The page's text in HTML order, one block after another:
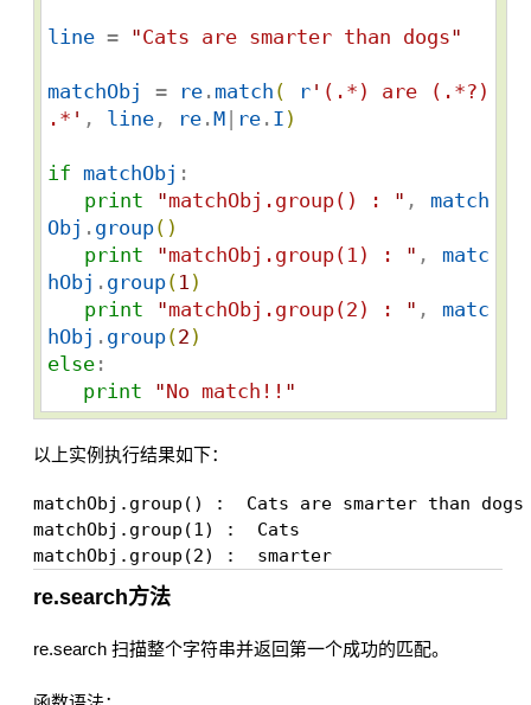
line = "Cats are smarter than dogs"
matchObj = re .match ( r' (.*) are (.*?)
.* ' , line , re . M re . I )
if matchObj :
print
"matchObj.group() : " , match
Obj . group( )
print
"matchObj.group(1) : " , matc
hObj . group( 1 )
print
"matchObj.group(2) : " , matc
hObj . group(2 )
else :
print
"No match!! "
以上实例执行结果如下：
matchObj.group() :  Cats are smarter than dogs
matchObj.group(1) :  Cats
re.search方法
re.search 扫描整个字符串并返回第一个成功的匹配。